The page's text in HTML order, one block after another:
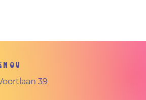
39